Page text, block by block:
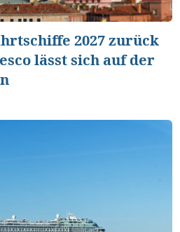
2027 zurück
lässt sich auf der